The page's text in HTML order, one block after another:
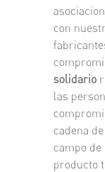
con
solidario
las
cadena
campo
producto